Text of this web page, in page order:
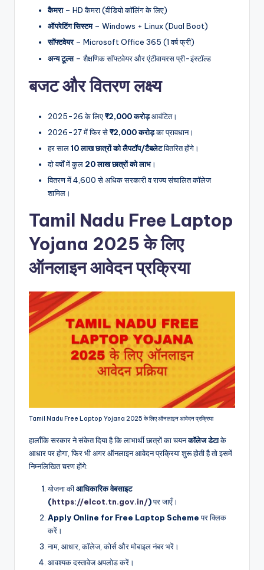
कैमरा– HD कैमरा (वीडियो कॉलिंग के लिए)
ऑपरेटिंग सिस्टम– Windows + Linux (Dual Boot)
सॉफ्टवेयर– Microsoft Office 365 (1 वर्ष फ्री)
अन्य टूल्स– शैक्षणिक सॉफ्टवेयर और एंटीवायरस प्री-इंस्टॉल्ड
बजट और वितरण लक्ष्य
2025-26 के लिए₹2,000 करोड़आवंटित।
2026-27 में फिर से₹2,000 करोड़का प्रावधान।
हर साल10 लाख छात्रों को लैपटॉप/टैबलेटवितरित होंगे।
दो वर्षों में कुल 20 लाख छात्रों को लाभ।
वितरण में 4,600 से अधिक सरकारी व राज्य संचालित कॉलेज
शामिल।
Tamil Nadu Free Laptop
Yojana 2025 के लिए
ऑनलाइन आवेदन प्रक्रिया
Tamil Nadu Free Laptop Yojana 2025 के लिए ऑनलाइन आवेदन प्रक्रिया
हालाँकि सरकार ने संकेत दिया है कि लाभार्थी छात्रों का चयनकॉलेज डेटाके
आधार पर होगा, फिर भी अगर ऑनलाइन आवेदन प्रक्रिया शुरू होती है तो इसमें
निम्नलिखित चरण होंगे:
योजना कीआधिकारिक वेबसाइट
(https://elcot.tn.gov.in/)पर जाएँ।
Apply Online for Free Laptop Schemeपर क्लिक
करें।
नाम, आधार, कॉलेज, कोर्स और मोबाइल नंबर भरें।
आवश्यक दस्तावेज अपलोड करें।